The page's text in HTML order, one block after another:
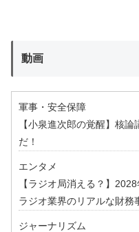
動画
軍事・安全保障
【小泉進次郎の覚醒】核
だ！
エンタメ
【ラジオ局消える？】
ラジオ業界のリアルな財務
ジャーナリズム